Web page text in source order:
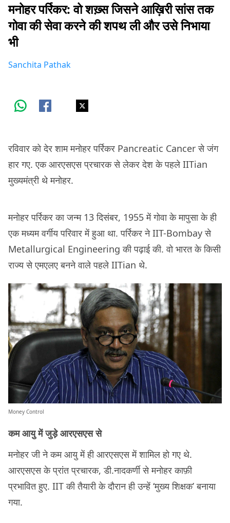
मनोहर पर्रिकर: वो शख़्स जिसने आख़िरी सांस तक
गोवा की सेवा करने की शपथ ली और उसे निभाया
भी
Sanchita Pathak
रविवार को देर शाम मनोहर पर्रिकर Pancreatic Cancer से जंग
हार गए. एक आरएसएस प्रचारक से लेकर देश के पहले IITian
मुख्यमंत्री थे मनोहर.
मनोहर पर्रिकर का जन्म 13 दिसंबर, 1955 में गोवा के मापुसा के ही
एक मध्यम वर्गीय परिवार में हुआ था. पर्रिकर ने IIT-Bombay से
Metallurgical Engineering की पढ़ाई की. वो भारत के किसी
राज्य से एमएलए बनने वाले पहले IITian थे.
Money Control
कम आयु में जुड़े आरएसएस से
मनोहर जी ने कम आयु में ही आरएसएस में शामिल हो गए थे.
आरएसएस के प्रांत प्रचारक, डी.नादकर्णी से मनोहर काफ़ी
प्रभावित हुए. IIT की तैयारी के दौरान ही उन्हें ‘मुख्य शिक्षक’ बनाया
गया.